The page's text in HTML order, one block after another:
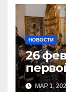
НОВОСТИ
26
МАР 1,